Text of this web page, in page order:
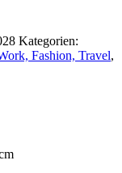
Kategorien:
Fashion, Travel,